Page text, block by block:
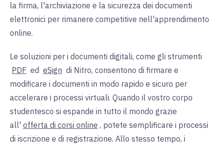
la firma, l'archiviazione e la sicurezza dei documenti
elettronici per rimanere competitive nell'apprendimento
online.
Le soluzioni per i documenti digitali, come gli strumenti
PDF ed eSign di Nitro, consentono di firmare e
modificare i documenti in modo rapido e sicuro per
accelerare i processi virtuali. Quando il vostro corpo
studentesco si espande in tutto il mondo grazie
all' offerta di corsi online , potete semplificare i processi
di iscrizione e di registrazione. Allo stesso tempo, i